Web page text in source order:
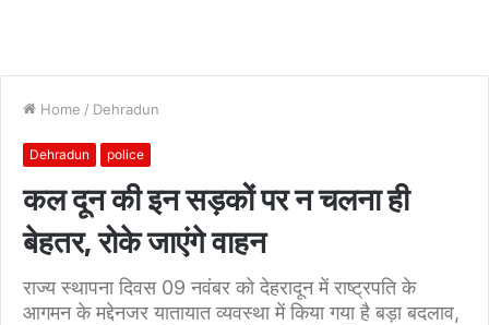
Home / Dehradun
Dehradun police
कल दून की इन सड़कों पर न चलना ही
बेहतर, रोके जाएंगे वाहन
राज्य स्थापना दिवस 09 नवंबर को देहरादून में राष्ट्रपति के
आगमन के मद्देनजर यातायात व्यवस्था में किया गया है बड़ा बदलाव,